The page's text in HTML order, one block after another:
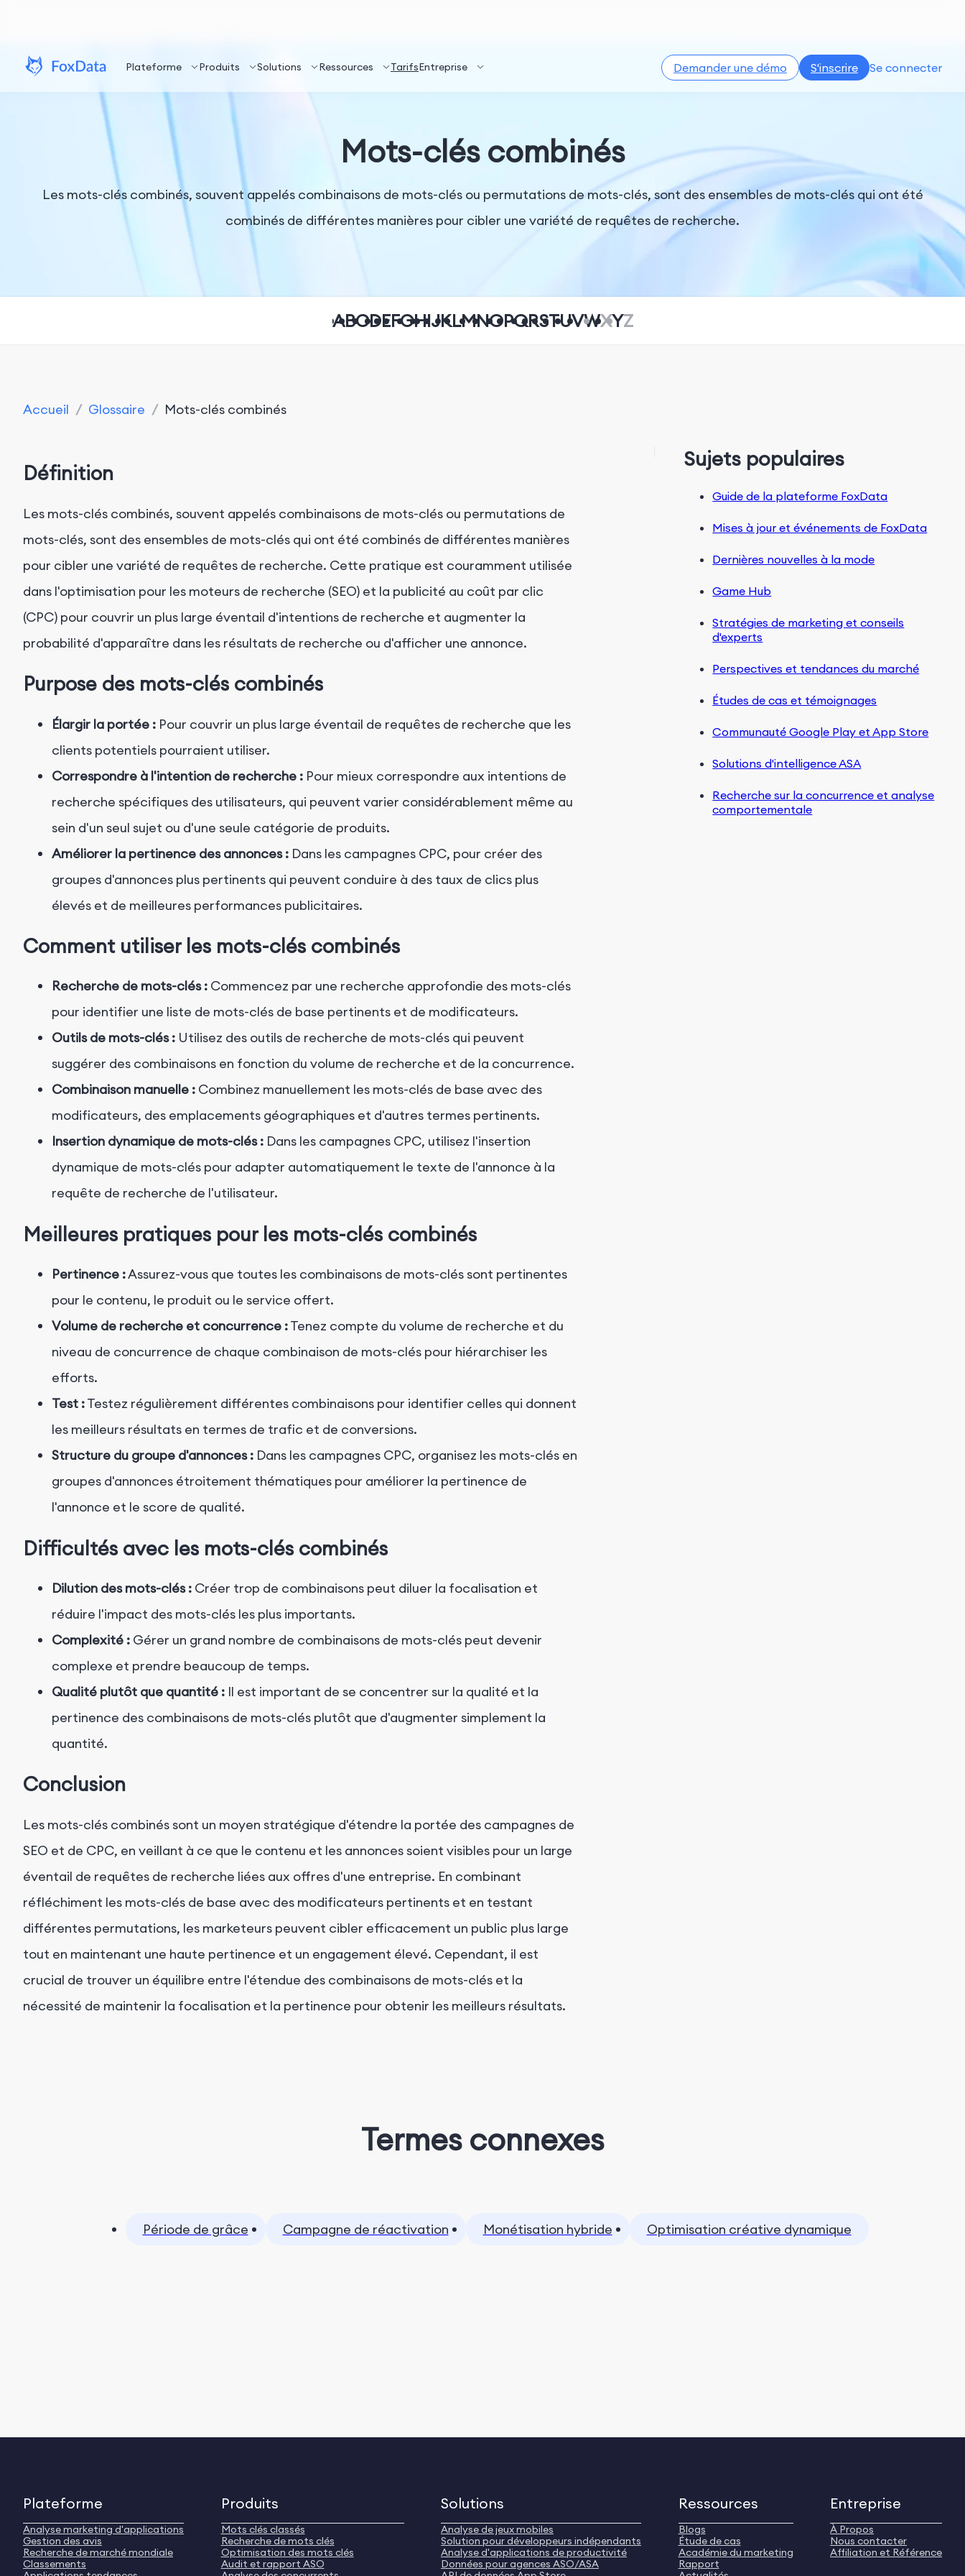
Plateforme Produits Solutions Ressources TarifsEntreprise Demander une démo S'inscrire Se connecter
Mots-clés combinés
Les mots-clés combinés, souvent appelés combinaisons de mots-clés ou permutations de mots-clés, sont des ensembles de mots-clés qui ont été
combinés de différentes manières pour cibler une variété de requêtes de recherche.
ABCDEFGHIJKLMNOPQRSTUVWXYZ
Accueil / Glossaire / Mots-clés combinés
Définition
Les mots-clés combinés, souvent appelés combinaisons de mots-clés ou permutations de
mots-clés, sont des ensembles de mots-clés qui ont été combinés de différentes manières
pour cibler une variété de requêtes de recherche. Cette pratique est couramment utilisée
dans l'optimisation pour les moteurs de recherche (SEO) et la publicité au coût par clic
(CPC) pour couvrir un plus large éventail d'intentions de recherche et augmenter la
probabilité d'apparaître dans les résultats de recherche ou d'afficher une annonce.
Purpose des mots-clés combinés
Élargir la portée : Pour couvrir un plus large éventail de requêtes de recherche que les
clients potentiels pourraient utiliser.
Correspondre à l'intention de recherche : Pour mieux correspondre aux intentions de
recherche spécifiques des utilisateurs, qui peuvent varier considérablement même au
sein d'un seul sujet ou d'une seule catégorie de produits.
Améliorer la pertinence des annonces : Dans les campagnes CPC, pour créer des
groupes d'annonces plus pertinents qui peuvent conduire à des taux de clics plus
élevés et de meilleures performances publicitaires.
Comment utiliser les mots-clés combinés
Recherche de mots-clés : Commencez par une recherche approfondie des mots-clés
pour identifier une liste de mots-clés de base pertinents et de modificateurs.
Outils de mots-clés : Utilisez des outils de recherche de mots-clés qui peuvent
suggérer des combinaisons en fonction du volume de recherche et de la concurrence.
Combinaison manuelle : Combinez manuellement les mots-clés de base avec des
modificateurs, des emplacements géographiques et d'autres termes pertinents.
Insertion dynamique de mots-clés : Dans les campagnes CPC, utilisez l'insertion
dynamique de mots-clés pour adapter automatiquement le texte de l'annonce à la
requête de recherche de l'utilisateur.
Meilleures pratiques pour les mots-clés combinés
Pertinence :Assurez-vous que toutes les combinaisons de mots-clés sont pertinentes
pour le contenu, le produit ou le service offert.
Volume de recherche et concurrence :Tenez compte du volume de recherche et du
niveau de concurrence de chaque combinaison de mots-clés pour hiérarchiser les
efforts.
Test :Testez régulièrement différentes combinaisons pour identifier celles qui donnent
les meilleurs résultats en termes de trafic et de conversions.
Structure du groupe d'annonces : Dans les campagnes CPC, organisez les mots-clés en
groupes d'annonces étroitement thématiques pour améliorer la pertinence de
l'annonce et le score de qualité.
Difficultés avec les mots-clés combinés
Dilution des mots-clés : Créer trop de combinaisons peut diluer la focalisation et
réduire l'impact des mots-clés les plus importants.
Complexité : Gérer un grand nombre de combinaisons de mots-clés peut devenir
complexe et prendre beaucoup de temps.
Qualité plutôt que quantité : Il est important de se concentrer sur la qualité et la
pertinence des combinaisons de mots-clés plutôt que d'augmenter simplement la
quantité.
Conclusion
Les mots-clés combinés sont un moyen stratégique d'étendre la portée des campagnes de
SEO et de CPC, en veillant à ce que le contenu et les annonces soient visibles pour un large
éventail de requêtes de recherche liées aux offres d'une entreprise. En combinant
réfléchiment les mots-clés de base avec des modificateurs pertinents et en testant
différentes permutations, les marketeurs peuvent cibler efficacement un public plus large
tout en maintenant une haute pertinence et un engagement élevé. Cependant, il est
crucial de trouver un équilibre entre l'étendue des combinaisons de mots-clés et la
nécessité de maintenir la focalisation et la pertinence pour obtenir les meilleurs résultats.
Sujets populaires
Guide de la plateforme FoxData
Mises à jour et événements de FoxData
Dernières nouvelles à la mode
Game Hub
Stratégies de marketing et conseils
d'experts
Perspectives et tendances du marché
Études de cas et témoignages
Communauté Google Play et App Store
Solutions d'intelligence ASA
Recherche sur la concurrence et analyse
comportementale
Termes connexes
Période de grâce Campagne de réactivation Monétisation hybride Optimisation créative dynamique
Plateforme
Analyse marketing d'applications
Gestion des avis
Recherche de marché mondiale
Classements
Produits
Mots clés classés
Recherche de mots clés
Optimisation des mots clés
Audit et rapport ASO
Solutions
Analyse de jeux mobiles
Solution pour développeurs indépendants
Analyse d'applications de productivité
Données pour agences ASO/ASA
Ressources
Blogs
Étude de cas
Académie du marketing
Rapport
Entreprise
À Propos
Nous contacter
Affiliation et Référence